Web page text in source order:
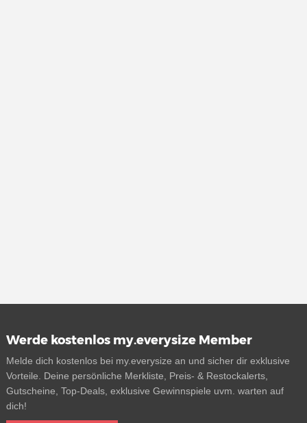
Werde kostenlos my.everysize Member
Melde dich kostenlos bei my.everysize an und sicher dir exklusive
Vorteile. Deine persönliche Merkliste, Preis- & Restockalerts,
Gutscheine, Top-Deals, exklusive Gewinnspiele uvm. warten auf
dich!